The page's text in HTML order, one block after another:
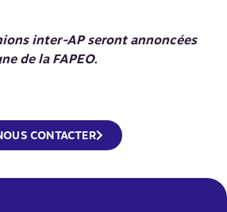
inter-AP seront annoncées
de la FAPEO.
CONTACTER